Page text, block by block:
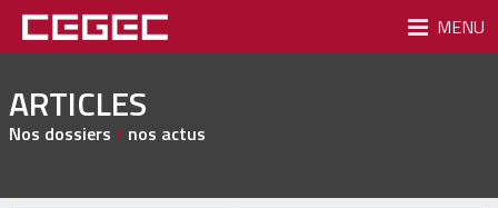
MENU
ARTICLES
Nos dossiers / nos actus